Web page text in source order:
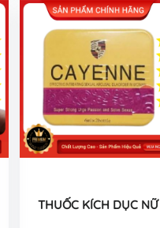
THUỐC KÍCH DỤC NỮ